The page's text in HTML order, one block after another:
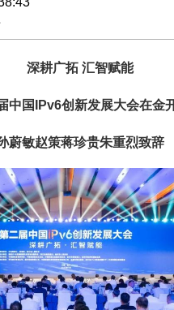
深耕广拓 汇智赋能
中国IPv6创新发展大会在金
蔚敏赵策蒋珍贵朱重烈致辞